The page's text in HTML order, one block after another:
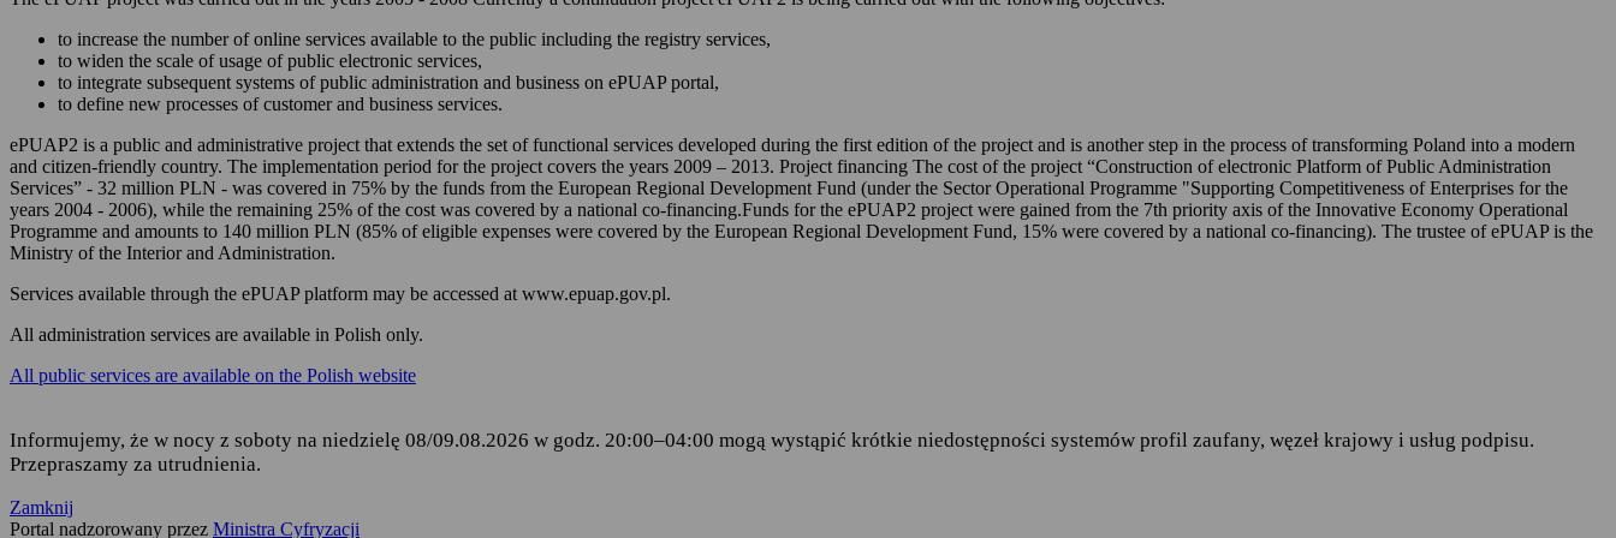
zarządzania Twoim kontem na ePUAP-ie,
korzystania z usług online udostępnionych na ePUAP-ie i w serwisie mObywatel.gov.pl,
składania podań i wniosków za pomocą formularzy elektronicznych udostępnionych na ePUAP-ie,
odbierania korespondencji doręczanej przez podmioty publiczne.
Podstawę przetwarzania danych stanowią:
Rozporządzenie Parlamentu Europejskiego i Rady (UE) 2016/679 z dnia 27 kwietnia 2016 r. w sprawie ochrony osób
fizycznych w związku z przetwarzaniem danych osobowych i w sprawie swobodnego przepływu takich danych oraz
Ustawa z dnia 17 lutego 2005 r. o informatyzacji działalności podmiotów realizujących zadania publiczne
ust. 1 i 2,
Rozporządzenie Ministra Cyfryzacji z dnia 5 października 2016 r. w sprawie zakresu i warunków korzystania z
elektronicznej platformy usług administracji publicznej.
Odbiorcą Twoich danych jest Centralny Ośrodek Informatyki, który w imieniu ministra właściwego do spraw informatyzacji
to increase the number of online services available to the public including the registry services,
to widen the scale of usage of public electronic services,
to integrate subsequent systems of public administration and business on ePUAP portal,
to define new processes of customer and business services.
ePUAP2 is a public and administrative project that extends the set of functional services developed during the first edition of the project and is another step in the process of transforming Poland into a modern
and citizen-friendly country. The implementation period for the project covers the years 2009 – 2013. Project financing The cost of the project “Construction of electronic Platform of Public Administration
Services” - 32 million PLN - was covered in 75% by the funds from the European Regional Development Fund (under the Sector Operational Programme "Supporting Competitiveness of Enterprises for the
years 2004 - 2006), while the remaining 25% of the cost was covered by a national co-financing.Funds for the ePUAP2 project were gained from the 7th priority axis of the Innovative Economy Operational
Programme and amounts to 140 million PLN (85% of eligible expenses were covered by the European Regional Development Fund, 15% were covered by a national co-financing). The trustee of ePUAP is the
Ministry of the Interior and Administration.
Services available through the ePUAP platform may be accessed at www.epuap.gov.pl.
All administration services are available in Polish only.
All public services are available on the Polish website
Informujemy, że w nocy z soboty na niedzielę 08/09.08.2026 w godz. 20:00–04:00 mogą wystąpić krótkie niedostępności systemów profil zaufany, węzeł krajowy i usług podpisu.
Przepraszamy za utrudnienia.
Zamknij
Portal nadzorowany przez Ministra Cyfryzacji